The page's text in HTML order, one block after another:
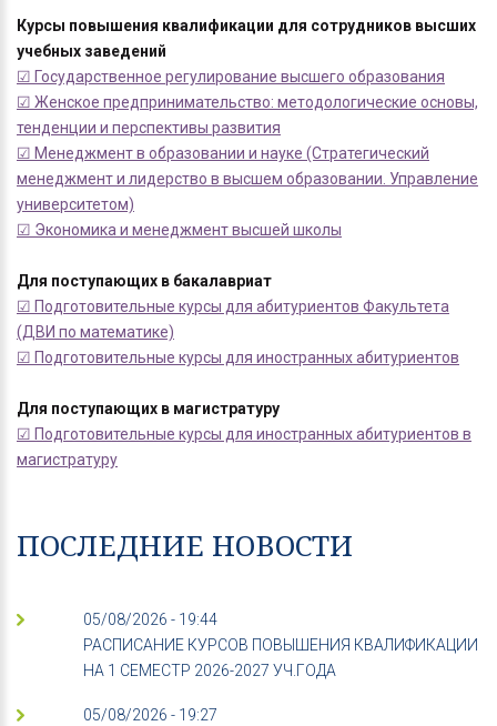
Курсы повышения квалификации для сотрудников высших
учебных заведений
☑ Государственное регулирование высшего образования
☑ Женское предпринимательство: методологические основы,
тенденции и перспективы развития
☑ Менеджмент в образовании и науке (Стратегический
менеджмент и лидерство в высшем образовании. Управление
университетом)
☑ Экономика и менеджмент высшей школы
Для поступающих в бакалавриат
☑ Подготовительные курсы для абитуриентов Факультета
(ДВИ по математике)
☑ Подготовительные курсы для иностранных абитуриентов
Для поступающих в магистратуру
☑ Подготовительные курсы для иностранных абитуриентов в
магистратуру
ПОСЛЕДНИЕ НОВОСТИ
05/08/2026 - 19:44
РАСПИСАНИЕ КУРСОВ ПОВЫШЕНИЯ КВАЛИФИКАЦИИ
НА 1 СЕМЕСТР 2026-2027 УЧ.ГОДА
05/08/2026 - 19:27